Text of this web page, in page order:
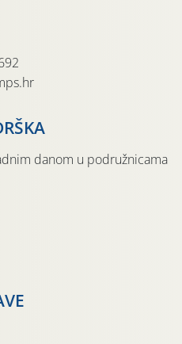
danom u podružnicama